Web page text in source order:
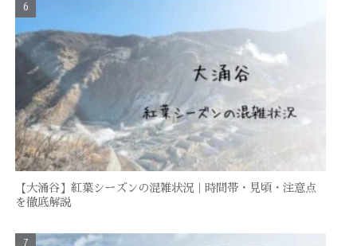
【大涌谷】紅葉シーズンの混雑状況｜時間帯・見頃・注意点
を徹底解説